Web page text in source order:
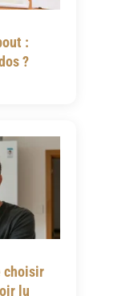
:
?
choisir
lu